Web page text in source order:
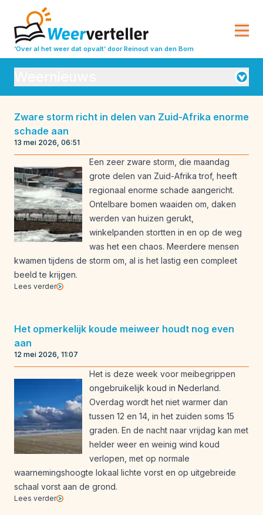
‘Over al het weer dat opvalt’ door Reinout van den Born
Seizoensverwachtingen
Weeranalyse
Weerbeleving
Weeroverzichten
Weerrecords
Weersverwachting
Weeruitleg
Weerverleden
Zware storm richt in delen van Zuid-Afrika enorme
schade aan
13 mei 2026, 06:51
Een zeer zware storm, die maandag
grote delen van Zuid-Afrika trof, heeft
regionaal enorme schade aangericht.
Ontelbare bomen waaiden om, daken
werden van huizen gerukt,
winkelpanden stortten in en op de weg
was het een chaos. Meerdere mensen
kwamen tijdens de storm om, al is het lastig een compleet
beeld te krijgen.
Lees verder
Het opmerkelijk koude meiweer houdt nog even
aan
12 mei 2026, 11:07
Het is deze week voor meibegrippen
ongebruikelijk koud in Nederland.
Overdag wordt het niet warmer dan
tussen 12 en 14, in het zuiden soms 15
graden. En de nacht naar vrijdag kan met
helder weer en weinig wind koud
verlopen, met op normale
waarnemingshoogte lokaal lichte vorst en op uitgebreide
schaal vorst aan de grond.
Lees verder